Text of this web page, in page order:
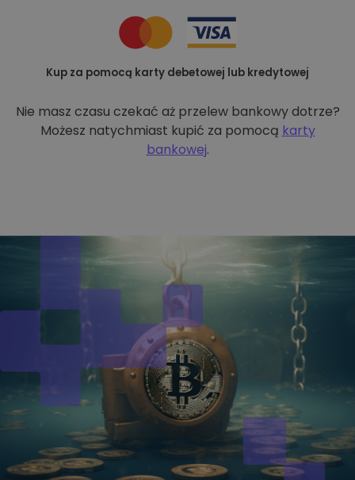
Kup za pomocą karty debetowej lub kredytowej
Nie masz czasu czekać aż przelew bankowy dotrze?
Możesz natychmiast kupić za pomocą karty
bankowej.